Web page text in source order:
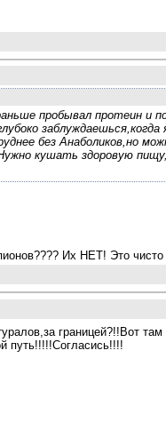
пробывал протеин и
заблуждаешься,когда
без Анаболиков,но
кушать здоровую
Их НЕТ! Это чисто
границей?!!Вот
путь!!!!!Согласись!!!!